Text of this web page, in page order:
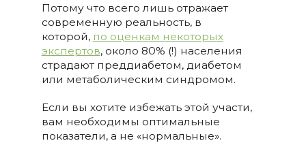
Потому что всего лишь отражает
современную реальность, в
которой, по оценкам некоторых
экспертов, около 80% (!) населения
страдают преддиабетом, диабетом
или метаболическим синдромом.
Если вы хотите избежать этой участи,
вам необходимы оптимальные
показатели, а не «нормальные».